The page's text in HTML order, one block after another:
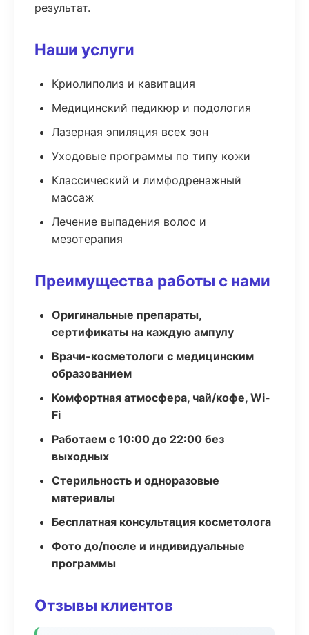
результат.
Наши услуги
Криолиполиз и кавитация
Медицинский педикюр и подология
Лазерная эпиляция всех зон
Уходовые программы по типу кожи
Классический и лимфодренажный
массаж
Лечение выпадения волос и
мезотерапия
Преимущества работы с нами
Оригинальные препараты,
сертификаты на каждую ампулу
Врачи-косметологи с медицинским
образованием
Комфортная атмосфера, чай/кофе, Wi-
Fi
Работаем с 10:00 до 22:00 без
выходных
Стерильность и одноразовые
материалы
Бесплатная консультация косметолога
Фото до/после и индивидуальные
программы
Отзывы клиентов